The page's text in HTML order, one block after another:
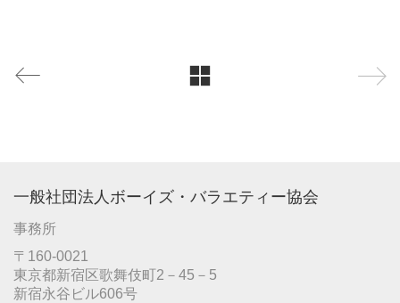
一般社団法人ボーイズ・バラエティー協会
事務所
〒160-0021
東京都新宿区歌舞伎町2－45－5
新宿永谷ビル606号